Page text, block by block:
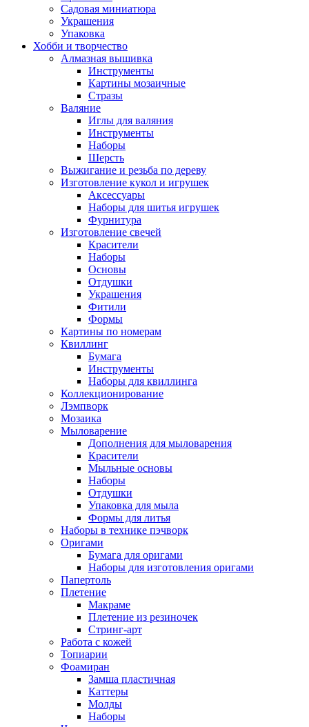
Садовая миниатюра
Украшения
Упаковка
Хобби и творчество
Алмазная вышивка
Инструменты
Картины мозаичные
Стразы
Валяние
Иглы для валяния
Инструменты
Наборы
Шерсть
Выжигание и резьба по дереву
Изготовление кукол и игрушек
Аксессуары
Наборы для шитья игрушек
Фурнитура
Изготовление свечей
Красители
Наборы
Основы
Отдушки
Украшения
Фитили
Формы
Картины по номерам
Квиллинг
Бумага
Инструменты
Наборы для квиллинга
Коллекционирование
Лэмпворк
Мозаика
Мыловарение
Дополнения для мыловарения
Красители
Мыльные основы
Наборы
Отдушки
Упаковка для мыла
Формы для литья
Наборы в технике пэчворк
Оригами
Бумага для оригами
Наборы для изготовления оригами
Папертоль
Плетение
Макраме
Плетение из резиночек
Стринг-арт
Работа с кожей
Топиарии
Фоамиран
Замша пластичная
Каттеры
Молды
Наборы